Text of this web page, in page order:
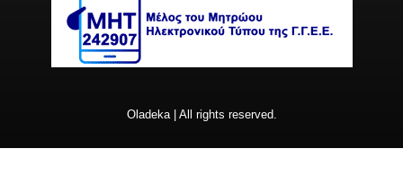
Oladeka | All rights reserved.